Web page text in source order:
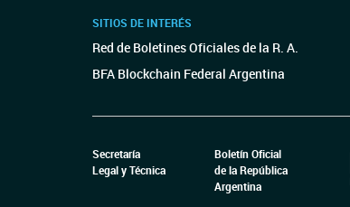
SITIOS DE INTERÉS
Red de Boletines Oficiales de la R. A.
BFA Blockchain Federal Argentina
Secretaría
Legal y Técnica
Boletín Oficial
de la República
Argentina